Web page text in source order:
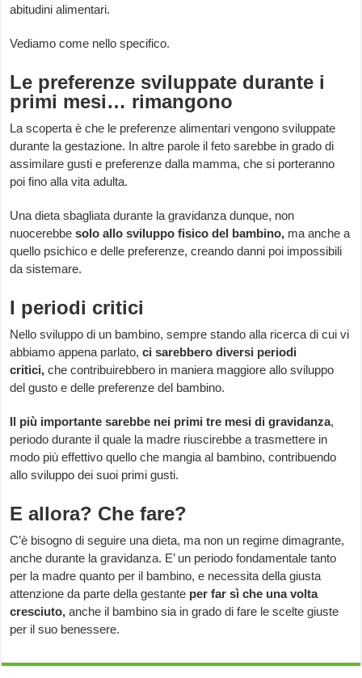
abitudini alimentari.
Vediamo come nello specifico.
Le preferenze sviluppate durante i
primi mesi… rimangono
La scoperta è che le preferenze alimentari vengono sviluppate
durante la gestazione. In altre parole il feto sarebbe in grado di
assimilare gusti e preferenze dalla mamma, che si porteranno
poi fino alla vita adulta.
Una dieta sbagliata durante la gravidanza dunque, non
nuocerebbesolo allo sviluppo fisico del bambino, ma anche a
quello psichico e delle preferenze, creando danni poi impossibili
da sistemare.
I periodi critici
Nello sviluppo di un bambino, sempre stando alla ricerca di cui vi
abbiamo appena parlato,ci sarebbero diversi periodi
critici,che contribuirebbero in maniera maggiore allo sviluppo
del gusto e delle preferenze del bambino.
Il più importante sarebbe nei primi tre mesi di gravidanza,
periodo durante il quale la madre riuscirebbe a trasmettere in
modo più effettivo quello che mangia al bambino, contribuendo
allo sviluppo dei suoi primi gusti.
E allora? Che fare?
C’è bisogno di seguire una dieta, ma non un regime dimagrante,
anche durante la gravidanza. E’ un periodo fondamentale tanto
per la madre quanto per il bambino, e necessita della giusta
attenzione da parte della gestante per far sì che una volta
cresciuto,anche il bambino sia in grado di fare le scelte giuste
per il suo benessere.